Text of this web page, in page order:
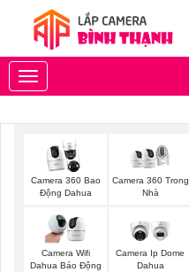
Toggle
navigation
Camera 360 Bao
Động Dahua
Camera 360 Trong
Nhà
Camera Wifi
Dahua Báo Động
Camera Ip Dome
Dahua